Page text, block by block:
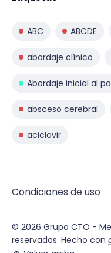
ABC ABCDE
abordaje clínico
Abordaje inicial al
absceso cerebral
aciclovir
Condiciones de uso
© 2026 Grupo CTO -
reservados. Hecho con